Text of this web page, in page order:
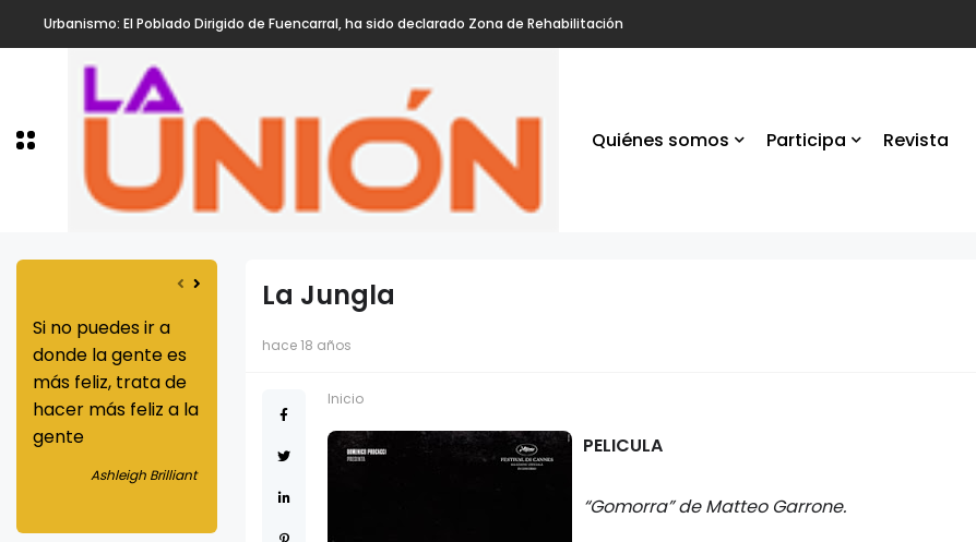
Urbanismo: El Poblado Dirigido de Fuencarral, ha sido declarado Zona de Rehabilitación
Quiénes somos Participa Revista
Si no puedes ir a
donde la gente es
más feliz, trata de
hacer más feliz a la
gente
Ashleigh Brilliant
tu habilidad para
Greg Louganis que se originan en
La Jungla
hace 18 años
Inicio
PELICULA
“Gomorra” de Matteo Garrone.